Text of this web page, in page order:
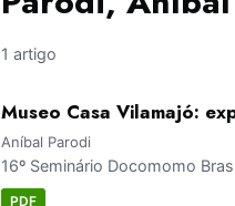
1 artigo
Museo Casa Vilamajó:
Aníbal Parodi
16º Seminário Docomomo
PDF